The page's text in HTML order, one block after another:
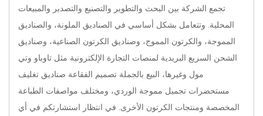
تجمع الشركة بين البحث والتطوير والتصنيع والتصدير والمبيعات
المحلية. وتتعامل بشكل أساسي في الصناديق الملونة، والصناديق
المموجة، والكرتون المموج، وصناديق الكرتون الصناعية، وصناديق
الشحن السريع البريدية لمنصات التجارة الإلكترونية مثل تاوباو وتي
مول وغيرها، البيع بالجملة تصميم الفقاعة صناديق تغليف
مستحضرات تجميل مموجة الوردي، ومختلف مواصفات الطباعة
المخصصة ومنتجات الكرتون الأخرى. في انتظار استشارتكم في أي